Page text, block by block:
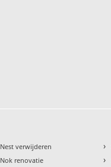
Nest verwijderen
Nok renovatie
›
›